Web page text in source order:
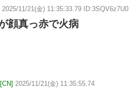
2025/11/21(金) 11:35:33.79 ID:3SQV6z7U0
顔真っ赤で火病
2025/11/21(金) 11:35:55.74